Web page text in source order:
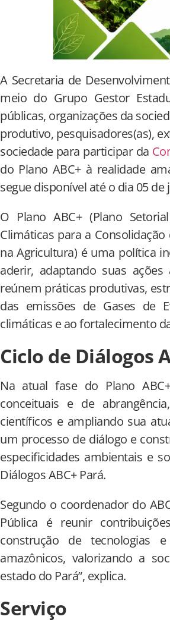
A Secretaria de
meio do Grupo Gestor
públicas, organizações da
produtivo, pesquisadores(as),
sociedade para participar da
do Plano ABC+ à realidade
segue disponível até o dia 05 de
O Plano ABC+ (Plano
Climáticas para a
na Agricultura) é uma política
aderir, adaptando suas ações
reúnem práticas produtivas,
das emissões de Gases de
climáticas e ao fortalecimento
Ciclo de Diálogos
Na atual fase do Plano
conceituais e de
científicos e ampliando sua
um processo de diálogo e
especificidades ambientais e
Diálogos ABC+ Pará.
Segundo o coordenador do
Pública é reunir
construção de tecnologias
amazônicos, valorizando a
estado do Pará”, explica.
Serviço